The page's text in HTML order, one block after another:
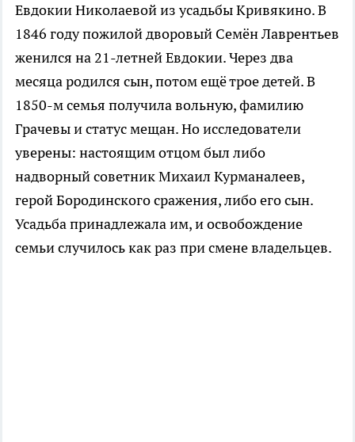
Евдокии Николаевой из усадьбы Кривякино. В
1846 году пожилой дворовый Семён Лаврентьев
женился на 21-летней Евдокии. Через два
месяца родился сын, потом ещё трое детей. В
1850-м семья получила вольную, фамилию
Грачевы и статус мещан. Но исследователи
уверены: настоящим отцом был либо
надворный советник Михаил Курманалеев,
герой Бородинского сражения, либо его сын.
Усадьба принадлежала им, и освобождение
семьи случилось как раз при смене владельцев.